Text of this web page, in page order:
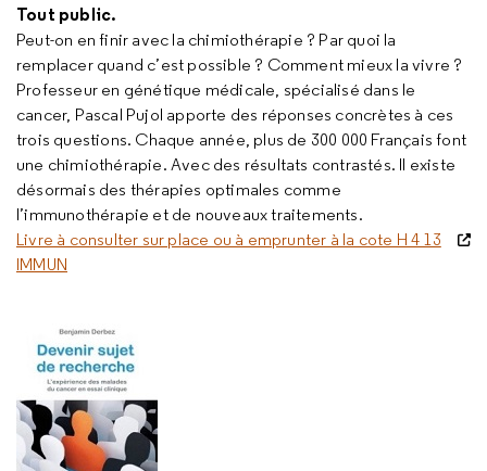
Tout public.
Peut-on en finir avec la chimiothérapie ? Par quoi la
remplacer quand c’est possible ? Comment mieux la vivre ?
Professeur en génétique médicale, spécialisé dans le
cancer, Pascal Pujol apporte des réponses concrètes à ces
trois questions. Chaque année, plus de 300 000 Français font
une chimiothérapie. Avec des résultats contrastés. Il existe
désormais des thérapies optimales comme
l’immunothérapie et de nouveaux traitements.
Livre à consulter sur place ou à emprunter à la cote H 4 13
IMMUN